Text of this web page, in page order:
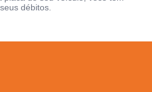
débitos.